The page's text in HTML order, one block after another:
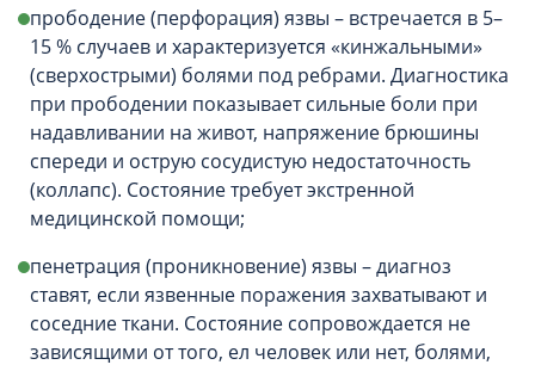
прободение (перфорация) язвы – встречается в 5–
15 % случаев и характеризуется «кинжальными»
(сверхострыми) болями под ребрами. Диагностика
при прободении показывает сильные боли при
надавливании на живот, напряжение брюшины
спереди и острую сосудистую недостаточность
(коллапс). Состояние требует экстренной
медицинской помощи;
пенетрация (проникновение) язвы – диагноз
ставят, если язвенные поражения захватывают и
соседние ткани. Состояние сопровождается не
зависящими от того, ел человек или нет, болями,